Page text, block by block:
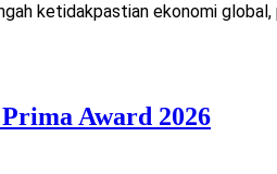
ketidakpastian ekonomi global,
Award 2026